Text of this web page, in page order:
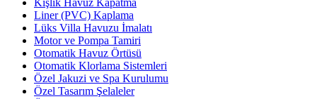
Kışlık Havuz Kapatma
Liner (PVC) Kaplama
Lüks Villa Havuzu İmalatı
Motor ve Pompa Tamiri
Otomatik Havuz Örtüsü
Otomatik Klorlama Sistemleri
Özel Jakuzi ve Spa Kurulumu
Özel Tasarım Şelaleler